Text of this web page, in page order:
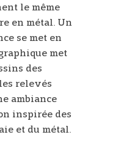
le même
en métal. Un
se met en
met
des
relevés
ambiance
inspirée des
et du métal.